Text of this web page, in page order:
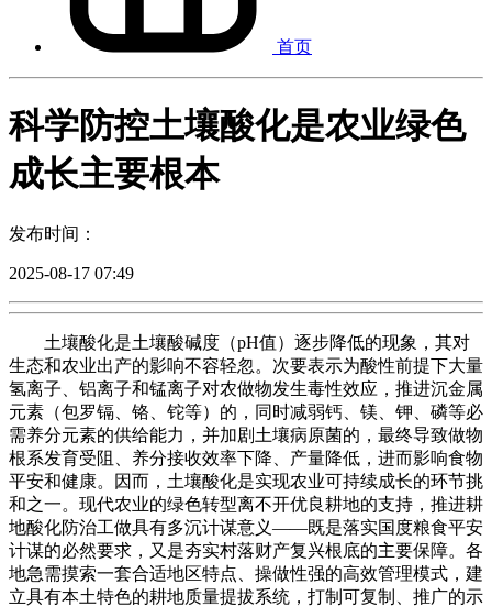
首页
科学防控土壤酸化是农业绿色
成长主要根本
发布时间：
2025-08-17 07:49
土壤酸化是土壤酸碱度（pH值）逐步降低的现象，其对
生态和农业出产的影响不容轻忽。次要表示为酸性前提下大量
氢离子、铝离子和锰离子对农做物发生毒性效应，推进沉金属
元素（包罗镉、铬、铊等）的，同时减弱钙、镁、钾、磷等必
需养分元素的供给能力，并加剧土壤病原菌的，最终导致做物
根系发育受阻、养分接收效率下降、产量降低，进而影响食物
平安和健康。因而，土壤酸化是实现农业可持续成长的环节挑
和之一。现代农业的绿色转型离不开优良耕地的支持，推进耕
地酸化防治工做具有多沉计谋意义——既是落实国度粮食平安
计谋的必然要求，又是夯实村落财产复兴根底的主要保障。各
地急需摸索一套合适地区特点、操做性强的高效管理模式，建
立具有本土特色的耕地质量提拔系统，打制可复制、推广的示